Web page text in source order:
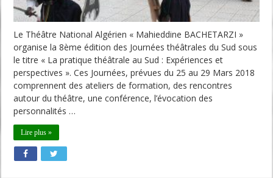
Le Théâtre National Algérien « Mahieddine BACHETARZI »
organise la 8ème édition des Journées théâtrales du Sud sous
le titre « La pratique théâtrale au Sud : Expériences et
perspectives ». Ces Journées, prévues du 25 au 29 Mars 2018
comprennent des ateliers de formation, des rencontres
autour du théâtre, une conférence, l’évocation des
personnalités …
Lire plus »